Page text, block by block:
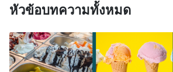
หัวข้อบทความทั้งหมด